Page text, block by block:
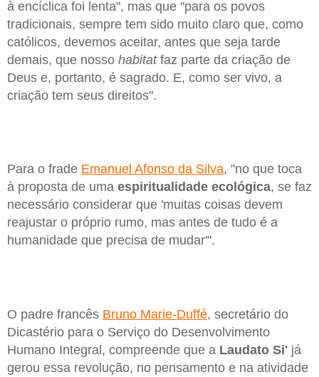
à encíclica foi lenta", mas que "para os povos
tradicionais, sempre tem sido muito claro que, como
católicos, devemos aceitar, antes que seja tarde
demais, que nosso habitatfaz parte da criação de
Deus e, portanto, é sagrado. E, como ser vivo, a
criação tem seus direitos".
Para o frade Emanuel Afonso da Silva, "no que toca
à proposta de uma espiritualidade ecológica, se faz
necessário considerar que 'muitas coisas devem
reajustar o próprio rumo, mas antes de tudo é a
humanidade que precisa de mudar'".
O padre francês Bruno Marie-Duffé, secretário do
Dicastério para o Serviço do Desenvolvimento
Humano Integral, compreende que a Laudato Si' já
gerou essa revolução, no pensamento e na atividade